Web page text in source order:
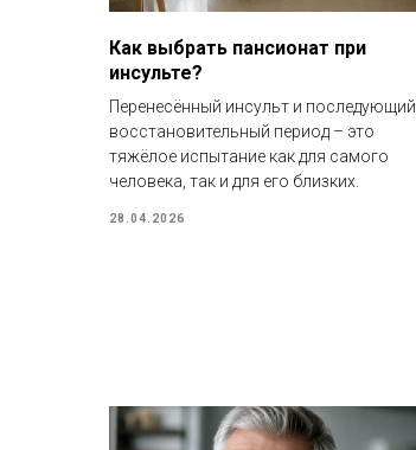
Как выбрать пансионат при
инсульте?
Перенесённый инсульт и последующий
восстановительный период – это
тяжёлое испытание как для самого
человека, так и для его близких.
28.04.2026